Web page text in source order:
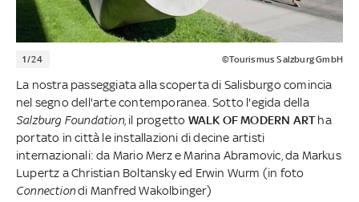
1/24 ©Tourismus Salzburg GmbH
La nostra passeggiata alla scoperta di Salisburgo comincia
nel segno dell'arte contemporanea. Sotto l'egida della
Salzburg Foundation, il progetto WALK OF MODERN ARTha
portato in città le installazioni di decine artisti
internazionali: da Mario Merz e Marina Abramovic, da Markus
Lupertz a Christian Boltansky ed Erwin Wurm (in foto
Connectiondi Manfred Wakolbinger)